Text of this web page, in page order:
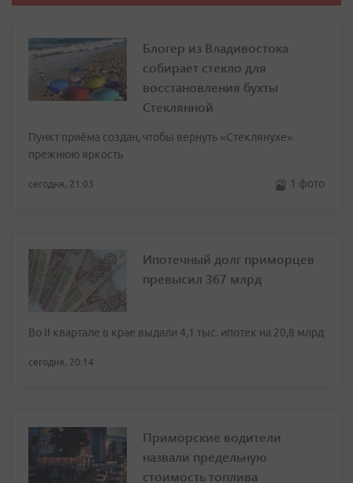
Блогер из Владивостока
собирает стекло для
восстановления бухты
Стеклянной
Пункт приёма создан, чтобы вернуть «Стеклянухе»
прежнюю яркость
сегодня, 21:03 1 фото
Ипотечный долг приморцев
превысил 367 млрд
Во II квартале в крае выдали 4,1 тыс. ипотек на 20,8 млрд
сегодня, 20:14
Приморские водители
назвали предельную
стоимость топлива